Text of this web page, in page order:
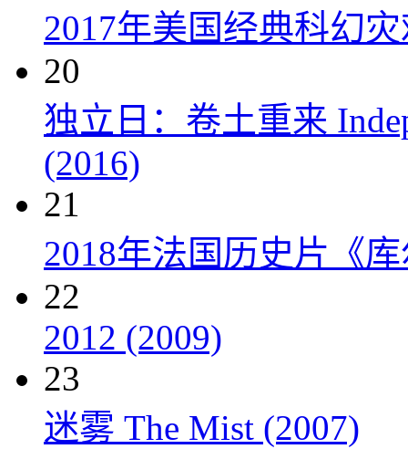
2017年美国经典科幻
20
独立日：卷土重来
(2016)
21
2018年法国历史片《
22
2012 (2009)
23
迷雾 The Mist (2007)